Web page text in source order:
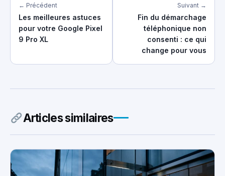
← Précédent
Les meilleures astuces
pour votre Google Pixel
9 Pro XL
Suivant →
Fin du démarchage
téléphonique non
consenti : ce qui
change pour vous
Articles similaires